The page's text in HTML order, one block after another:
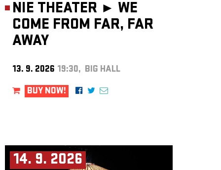
NIE THEATER ► WE
COME FROM FAR, FAR
AWAY
13. 9. 2026 19:30, BIG HALL
BUY NOW!
14. 9. 2026